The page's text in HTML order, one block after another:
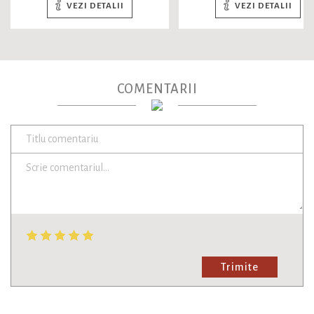
VEZI DETALII VEZI DETALII
COMENTARII
Trimite